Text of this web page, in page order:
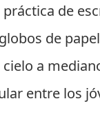
de
de
a
entre los